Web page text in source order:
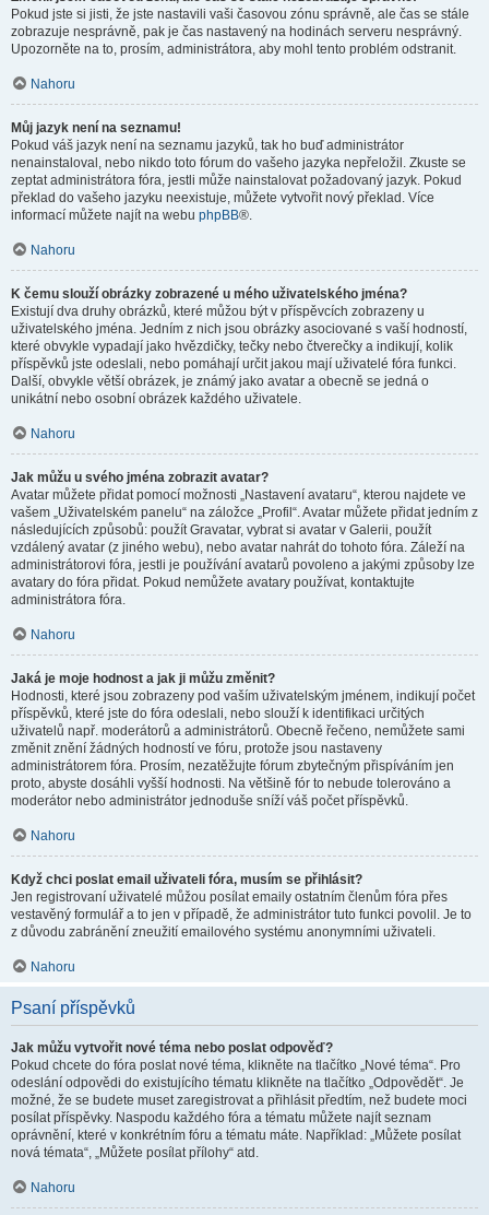
Pokud jste si jisti, že jste nastavili vaši časovou zónu správně, ale čas se stále
zobrazuje nesprávně, pak je čas nastavený na hodinách serveru nesprávný.
Upozorněte na to, prosím, administrátora, aby mohl tento problém odstranit.
Nahoru
Můj jazyk není na seznamu!
Pokud váš jazyk není na seznamu jazyků, tak ho buď administrátor
nenainstaloval, nebo nikdo toto fórum do vašeho jazyka nepřeložil. Zkuste se
zeptat administrátora fóra, jestli může nainstalovat požadovaný jazyk. Pokud
překlad do vašeho jazyku neexistuje, můžete vytvořit nový překlad. Více
informací můžete najít na webu phpBB®.
Nahoru
K čemu slouží obrázky zobrazené u mého uživatelského jména?
Existují dva druhy obrázků, které můžou být v příspěvcích zobrazeny u
uživatelského jména. Jedním z nich jsou obrázky asociované s vaší hodností,
které obvykle vypadají jako hvězdičky, tečky nebo čtverečky a indikují, kolik
příspěvků jste odeslali, nebo pomáhají určit jakou mají uživatelé fóra funkci.
Další, obvykle větší obrázek, je známý jako avatar a obecně se jedná o
unikátní nebo osobní obrázek každého uživatele.
Nahoru
Jak můžu u svého jména zobrazit avatar?
Avatar můžete přidat pomocí možnosti „Nastavení avataru“, kterou najdete ve
vašem „Uživatelském panelu“ na záložce „Profil“. Avatar můžete přidat jedním z
následujících způsobů: použít Gravatar, vybrat si avatar v Galerii, použít
vzdálený avatar (z jiného webu), nebo avatar nahrát do tohoto fóra. Záleží na
administrátorovi fóra, jestli je používání avatarů povoleno a jakými způsoby lze
avatary do fóra přidat. Pokud nemůžete avatary používat, kontaktujte
administrátora fóra.
Nahoru
Jaká je moje hodnost a jak ji můžu změnit?
Hodnosti, které jsou zobrazeny pod vaším uživatelským jménem, indikují počet
příspěvků, které jste do fóra odeslali, nebo slouží k identifikaci určitých
uživatelů např. moderátorů a administrátorů. Obecně řečeno, nemůžete sami
změnit znění žádných hodností ve fóru, protože jsou nastaveny
administrátorem fóra. Prosím, nezatěžujte fórum zbytečným přispíváním jen
proto, abyste dosáhli vyšší hodnosti. Na většině fór to nebude tolerováno a
moderátor nebo administrátor jednoduše sníží váš počet příspěvků.
Nahoru
Když chci poslat email uživateli fóra, musím se přihlásit?
Jen registrovaní uživatelé můžou posílat emaily ostatním členům fóra přes
vestavěný formulář a to jen v případě, že administrátor tuto funkci povolil. Je to
z důvodu zabránění zneužití emailového systému anonymními uživateli.
Nahoru
Psaní příspěvků
Jak můžu vytvořit nové téma nebo poslat odpověď?
Pokud chcete do fóra poslat nové téma, klikněte na tlačítko „Nové téma“. Pro
odeslání odpovědi do existujícího tématu klikněte na tlačítko „Odpovědět“. Je
možné, že se budete muset zaregistrovat a přihlásit předtím, než budete moci
posílat příspěvky. Naspodu každého fóra a tématu můžete najít seznam
oprávnění, které v konkrétním fóru a tématu máte. Například: „Můžete posílat
nová témata“, „Můžete posílat přílohy“ atd.
Nahoru